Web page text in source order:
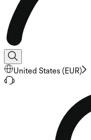
United States (EUR)